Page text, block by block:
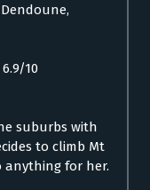
10
suburbs with
to climb Mt
anything for her.